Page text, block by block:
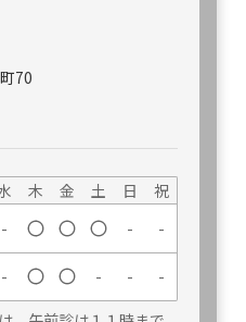
70
木 金 土 日
祝
- -
-
- - - -